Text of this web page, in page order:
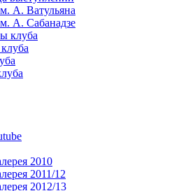
А. Ватульяна
А. Сабанадзе
клуба
2010
2011/12
2012/13